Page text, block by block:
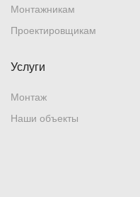
Монтажникам
Проектировщикам
Услуги
Монтаж
Наши объекты